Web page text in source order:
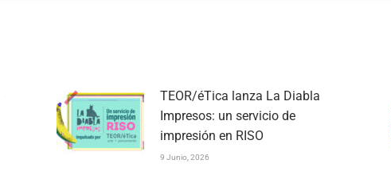
TEOR/éTica lanza La Diabla
Impresos: un servicio de
impresión en RISO
9 Junio, 2026